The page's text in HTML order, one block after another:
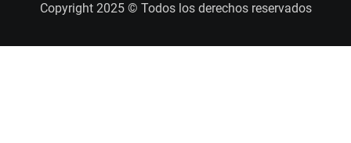
Copyright 2025 © Todos los derechos reservados